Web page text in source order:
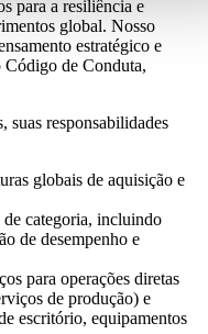
para a resiliência e
global. Nosso
estratégico e
Código de Conduta,
suas responsabilidades
globais de aquisição e
de categoria, incluindo
de desempenho e
para operações diretas
de produção) e
escritório, equipamentos